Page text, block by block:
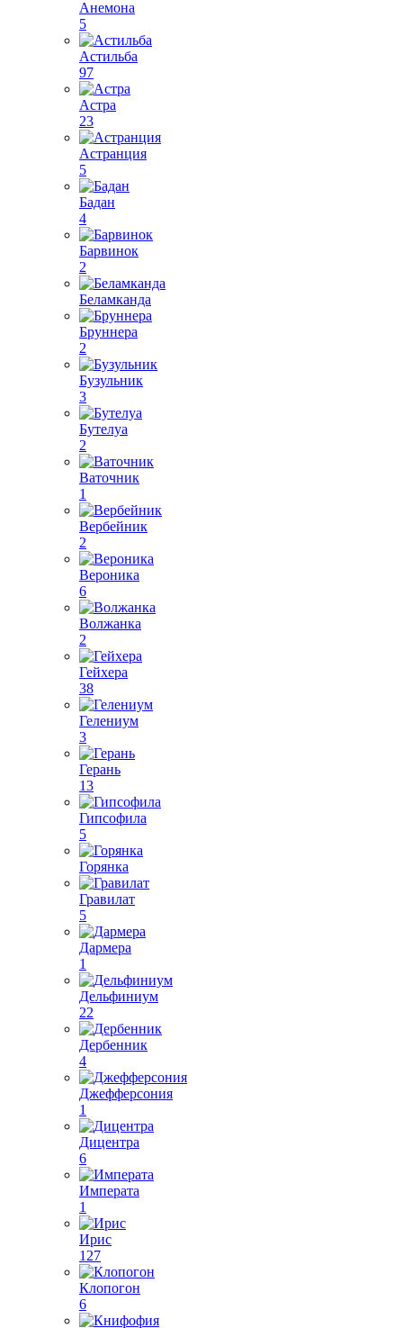
Анемона
5
Астильба
97
Астра
23
Астранция
5
Бадан
4
Барвинок
2
Беламканда
Бруннера
2
Бузульник
3
Бутелуа
2
Ваточник
1
Вербейник
2
Вероника
6
Волжанка
2
Гейхера
38
Гелениум
3
Герань
13
Гипсофила
5
Горянка
Гравилат
5
Дармера
1
Дельфиниум
22
Дербенник
4
Джефферсония
1
Дицентра
6
Императа
1
Ирис
127
Клопогон
6